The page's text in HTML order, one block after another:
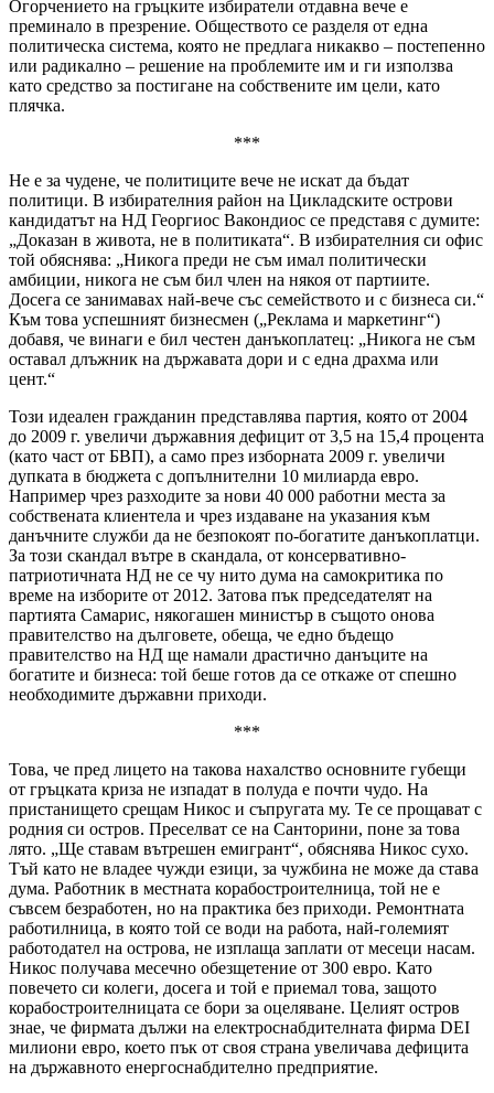
Огорчението на гръцките избиратели отдавна вече е
преминало в презрение. Обществото се разделя от една
политическа система, която не предлага никакво – постепенно
или радикално – решение на проблемите им и ги използва
като средство за постигане на собствените им цели, като
плячка.
***
Не е за чудене, че политиците вече не искат да бъдат
политици. В избирателния район на Цикладските острови
кандидатът на НД Георгиос Вакондиос се представя с думите:
„Доказан в живота, не в политиката“. В избирателния си офис
той обяснява: „Никога преди не съм имал политически
амбиции, никога не съм бил член на някоя от партиите.
Досега се занимавах най-вече със семейството и с бизнеса си.“
Към това успешният бизнесмен („Реклама и маркетинг“)
добавя, че винаги е бил честен данъкоплатец: „Никога не съм
оставал длъжник на държавата дори и с една драхма или
цент.“
Този идеален гражданин представлява партия, която от 2004
до 2009 г. увеличи държавния дефицит от 3,5 на 15,4 процента
(като част от БВП), а само през изборната 2009 г. увеличи
дупката в бюджета с допълнителни 10 милиарда евро.
Например чрез разходите за нови 40 000 работни места за
собствената клиентела и чрез издаване на указания към
данъчните служби да не безпокоят по-богатите данъкоплатци.
За този скандал вътре в скандала, от консервативно-
патриотичната НД не се чу нито дума на самокритика по
време на изборите от 2012. Затова пък председателят на
партията Самарис, някогашен министър в същото онова
правителство на дълговете, обеща, че едно бъдещо
правителство на НД ще намали драстично данъците на
богатите и бизнеса: той беше готов да се откаже от спешно
необходимите държавни приходи.
***
Това, че пред лицето на такова нахалство основните губещи
от гръцката криза не изпадат в полуда е почти чудо. На
пристанището срещам Никос и съпругата му. Те се прощават с
родния си остров. Преселват се на Санторини, поне за това
лято. „Ще ставам вътрешен емигрант“, обяснява Никос сухо.
Тъй като не владее чужди езици, за чужбина не може да става
дума. Работник в местната корабостроителница, той не е
съвсем безработен, но на практика без приходи. Ремонтната
работилница, в която той се води на работа, най-големият
работодател на острова, не изплаща заплати от месеци насам.
Никос получава месечно обезщетение от 300 евро. Като
повечето си колеги, досега и той е приемал това, защото
корабостроителницата се бори за оцеляване. Целият остров
знае, че фирмата дължи на електроснабдителната фирма DEI
милиони евро, което пък от своя страна увеличава дефицита
на държавното енергоснабдително предприятие.